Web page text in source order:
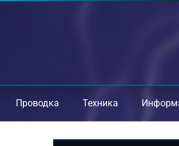
Проводка Техника